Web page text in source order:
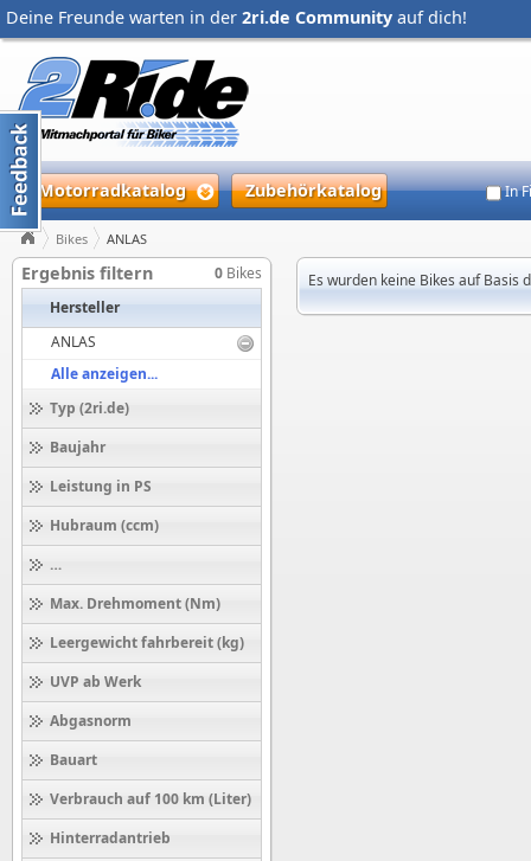
Deine Freunde warten in der 2ri.de Community auf dich!
Motorradkatalog Zubehörkatalog In
Bikes ANLAS
Ergebnis filtern 0 Bikes
Hersteller
ANLAS
Alle anzeigen...
Typ (2ri.de)
Baujahr
Leistung in PS
Hubraum (ccm)
Höchstgeschwindigkeit (km/h)
Max. Drehmoment (Nm)
Leergewicht fahrbereit (kg)
UVP ab Werk
Abgasnorm
Bauart
Verbrauch auf 100 km (Liter)
Hinterradantrieb
Es wurden keine Bikes auf Basis